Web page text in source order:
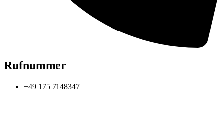
Rufnummer
+49 175 7148347